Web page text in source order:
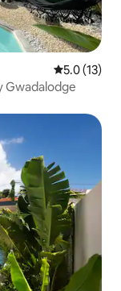
Calificación
5.0 (13)
mar y piscina by Gwadalodge